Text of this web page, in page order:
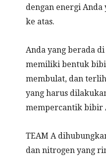
dengan energi
ke atas.
Anda yang berada
memiliki bentuk
membulat, dan
yang harus
mempercantik bibir
TEAM A
dan nitrogen yang